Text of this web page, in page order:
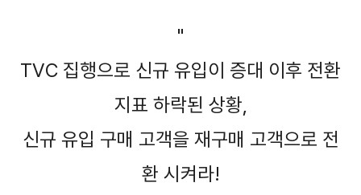
"
TVC 집행으로 신규 유입이 증대 이후 전환
지표 하락된 상황,
신규 유입 구매 고객을 재구매 고객으로 전
환 시켜라!